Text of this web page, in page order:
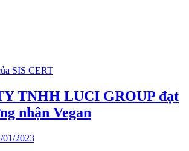
SIS CERT
TNHH LUCI GROUP đạt
nhận Vegan
01/2023